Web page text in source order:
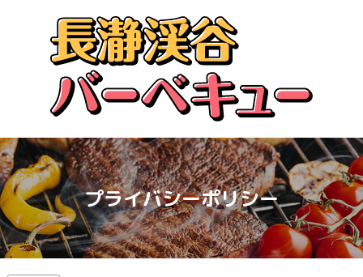
ス
キ
ッ
プ
長瀞渓谷バーベキュー
プライバシーポリシー